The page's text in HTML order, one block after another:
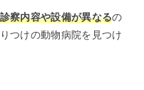
察内容や設備が異なるの
つけの動物病院を見つけ